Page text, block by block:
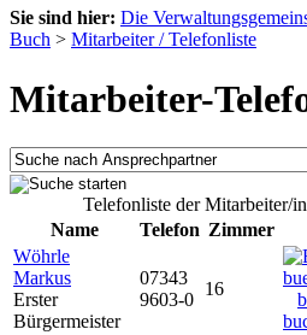
Sie sind hier: Die
Buch > Mitarbeiter / Telefonliste
Mitarbeiter-
Telefonliste der Mitarbeiter/
Name
Telefon Zimmer
Wöhrle
Markus
Erster
Bürgermeister
07343
9603-0
16